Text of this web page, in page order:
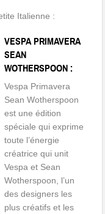
Italienne :
VESPA PRIMAVERA
SEAN
WOTHERSPOON :
Vespa Primavera
Sean Wotherspoon
est une édition
spéciale qui exprime
toute l’énergie
créatrice qui unit
Vespa et Sean
Wotherspoon, l’un
des designers les
plus créatifs et les